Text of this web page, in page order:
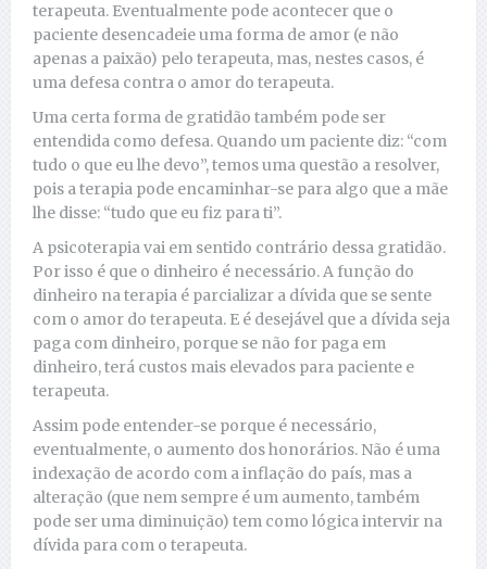
terapeuta. Eventualmente pode acontecer que o
paciente desencadeie uma forma de amor (e não
apenas a paixão) pelo terapeuta, mas, nestes casos, é
uma defesa contra o amor do terapeuta.
Uma certa forma de gratidão também pode ser
entendida como defesa. Quando um paciente diz: “com
tudo o que eu lhe devo”, temos uma questão a resolver,
pois a terapia pode encaminhar-se para algo que a mãe
lhe disse: “tudo que eu fiz para ti”.
A psicoterapia vai em sentido contrário dessa gratidão.
Por isso é que o dinheiro é necessário. A função do
dinheiro na terapia é parcializar a dívida que se sente
com o amor do terapeuta. E é desejável que a dívida seja
paga com dinheiro, porque se não for paga em
dinheiro, terá custos mais elevados para paciente e
terapeuta.
Assim pode entender-se porque é necessário,
eventualmente, o aumento dos honorários. Não é uma
indexação de acordo com a inflação do país, mas a
alteração (que nem sempre é um aumento, também
pode ser uma diminuição) tem como lógica intervir na
dívida para com o terapeuta.